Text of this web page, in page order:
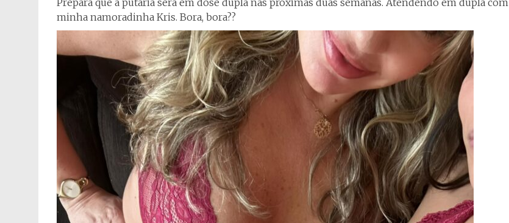
Prepara que a putaria será em dose dupla nas próximas duas semanas. Atendendo em dupla com
minha namoradinha Kris. Bora, bora??